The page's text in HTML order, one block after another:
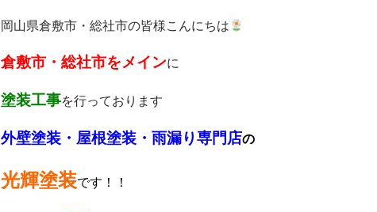
岡山県倉敷市・総社市の皆様こんにちは
倉敷市・総社市をメインに
塗装工事を行っております
外壁塗装・屋根塗装・雨漏り専門店の
光輝塗装です！！